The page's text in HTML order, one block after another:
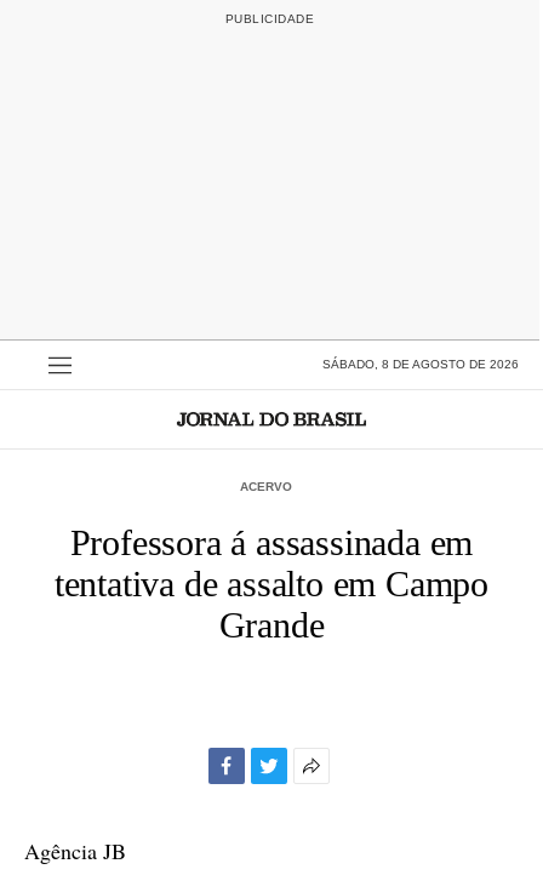
SÁBADO, 8 DE AGOSTO DE 2026
ACERVO
Professora á assassinada em
tentativa de assalto em Campo
Grande
Agência JB